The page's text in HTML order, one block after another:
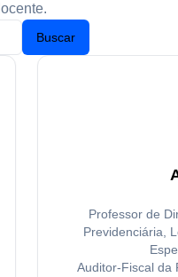
Buscar
Professor de
Previdenciária,
Auditor-Fiscal da